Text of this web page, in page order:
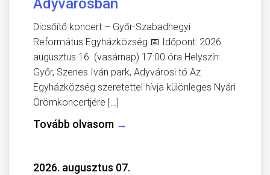
Adyvárosban
Dicsőítő koncert – Győr-Szabadhegyi
Református Egyházközség 📅 Időpont: 2026.
augusztus 16. (vasárnap) 17:00 óra Helyszín:
Győr, Szenes Iván park, Adyvárosi tó Az
Egyházközség szeretettel hívja különleges Nyári
Örömkoncertjére […]
Tovább olvasom →
2026. augusztus 07.